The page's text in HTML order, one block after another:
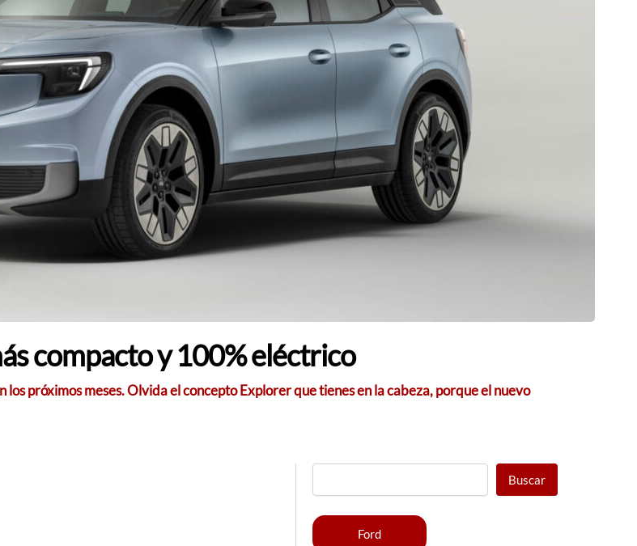
compacto y 100% eléctrico
próximos meses. Olvida el concepto Explorer que tienes en la cabeza, porque el nuevo
Buscar
Ford